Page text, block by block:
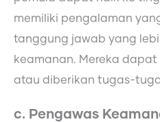
memiliki pengalaman
tanggung jawab yang
keamanan. Mereka
atau diberikan tugas-
c. Pengawas